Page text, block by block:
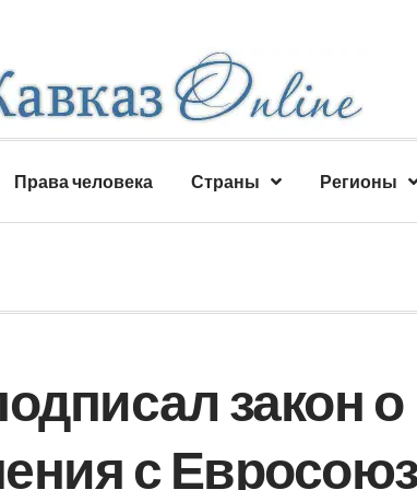
Права человека Страны Регионы
закон о
с